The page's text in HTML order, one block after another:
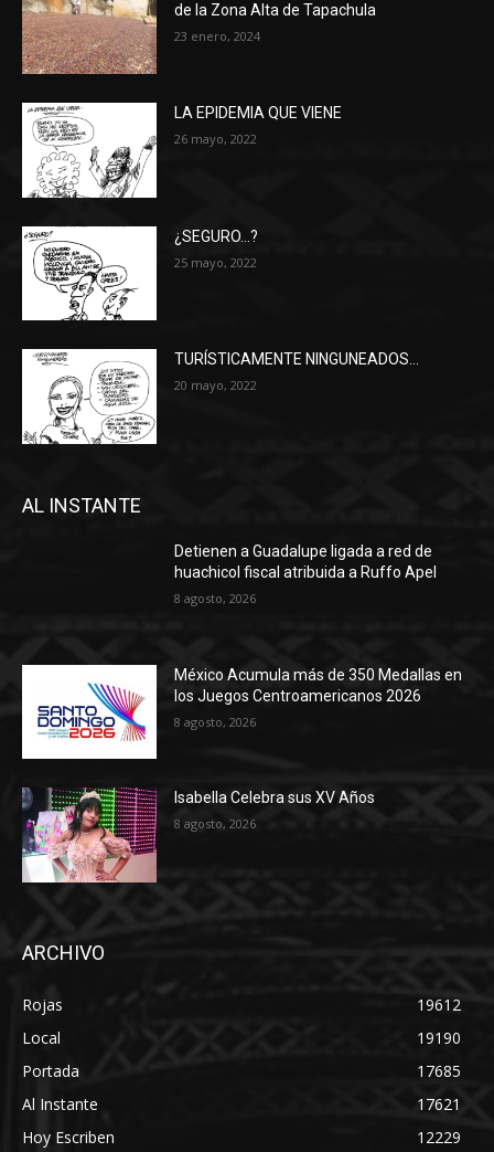
de la Zona Alta de Tapachula
23 enero, 2024
LA EPIDEMIA QUE VIENE
26 mayo, 2022
¿SEGURO…?
25 mayo, 2022
TURÍSTICAMENTE NINGUNEADOS…
20 mayo, 2022
AL INSTANTE
Detienen a Guadalupe ligada a red de
huachicol fiscal atribuida a Ruffo Apel
8 agosto, 2026
México Acumula más de 350 Medallas en
los Juegos Centroamericanos 2026
8 agosto, 2026
Isabella Celebra sus XV Años
8 agosto, 2026
ARCHIVO
Rojas
19612
Local
19190
Portada
17685
Al Instante
17621
Hoy Escriben
12229